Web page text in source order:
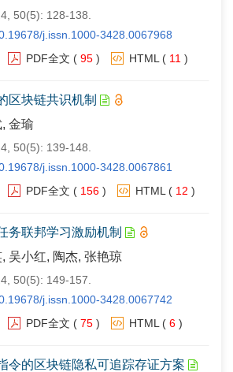
50(5): 128-138.
j.issn.1000-3428.0067968
PDF全文 ( 95 ) HTML ( 11 )
区块链共识机制
金瑜
50(5): 139-148.
j.issn.1000-3428.0067861
PDF全文 ( 156 ) HTML ( 12 )
务联邦学习激励机制
吴小红, 陶杰, 张艳琼
50(5): 149-157.
j.issn.1000-3428.0067742
PDF全文 ( 75 ) HTML ( 6 )
令的区块链隐私可追踪存证方案